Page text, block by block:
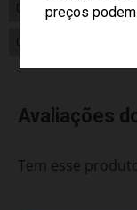
preços
Conteúdo da
Avaliações
Tem esse